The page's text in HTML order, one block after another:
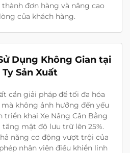
đơn hàng và nâng cao
của khách hàng.
Dụng Không Gian tại
Sản Xuất
cần giải pháp để tối đa hóa
không ảnh hưởng đến yếu
triển khai Xe Nâng Cân Bằng
mật độ lưu trữ lên 25%.
năng cơ động vượt trội của
nhân viên điều khiển linh